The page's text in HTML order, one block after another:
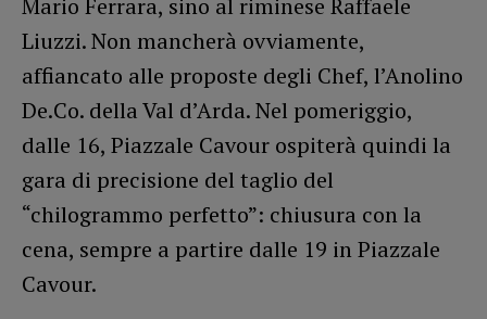
Liuzzi. Non mancherà ovviamente,
affiancato alle proposte degli Chef, l’Anolino
De.Co. della Val d’Arda. Nel pomeriggio,
dalle 16, Piazzale Cavour ospiterà quindi la
gara di precisione del taglio del
“chilogrammo perfetto”: chiusura con la
cena, sempre a partire dalle 19 in Piazzale
Cavour.